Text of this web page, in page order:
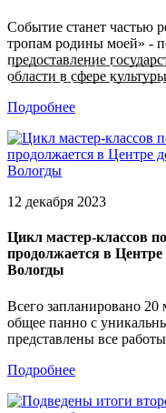
Событие станет частью
тропам родины моей» -
п̲р̲е̲д̲о̲с̲т̲а̲в̲л̲е̲н̲и̲е̲
о̲б̲л̲а̲с̲т̲и̲ в̲ с̲ф̲е̲р̲е̲
Подробнее
12 декабря 2023
Цикл мастер-классов
продолжается в Центре
Вологды
Всего запланировано 20
общее панно с
представлены все
Подробнее